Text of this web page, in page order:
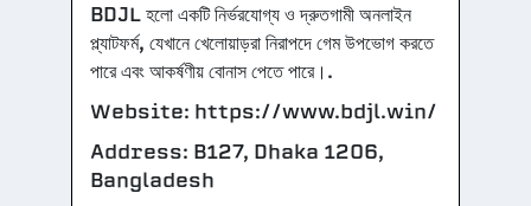
BDJL হলো একটি নির্ভরযোগ্য ও দ্রুতগামী অনলাইন
প্ল্যাটফর্ম, যেখানে খেলোয়াড়রা নিরাপদে গেম উপভোগ করতে
পারে এবং আকর্ষণীয় বোনাস পেতে পারে।.
Website: https://www.bdjl.win/
Address: B127, Dhaka 1206,
Bangladesh